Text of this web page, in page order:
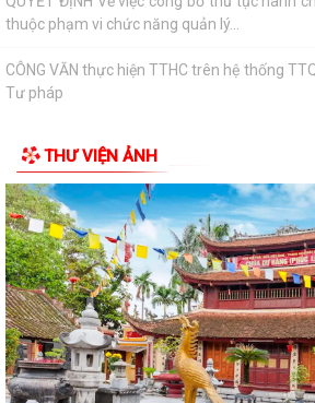
CÔNG VĂN thực hiện TTHC trên hệ thống
Công khai niêm yết nội dung TTHC mới
Hội trại hè xanh truyền thống thiếu niên, nhi
CẢNH BÁO: Giả mạo giấy mời cung cấp hồ
dân
QUYẾT ĐỊNH: Về việc công bố Danh mục
hành, được sửa đổi, bổ sung và bị...
QUYẾT ĐỊNH: Về việc công bố thủ tục hành
thuộc phạm vi chức năng quản lý...
THƯ VIỆN ẢNH